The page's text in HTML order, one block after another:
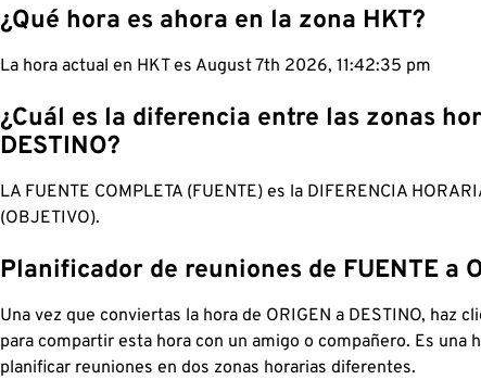
¿Qué hora es ahora en la zona HKT?
La hora actual en HKT es August 7th 2026, 11:42:36 pm
¿Cuál es la diferencia entre las zonas
DESTINO?
LA FUENTE COMPLETA (FUENTE) es la DIFERENCIA
(OBJETIVO).
Planificador de reuniones de FUENTE a
Una vez que conviertas la hora de ORIGEN a DESTINO, haz
para compartir esta hora con un amigo o compañero. Es una
planificar reuniones en dos zonas horarias diferentes.